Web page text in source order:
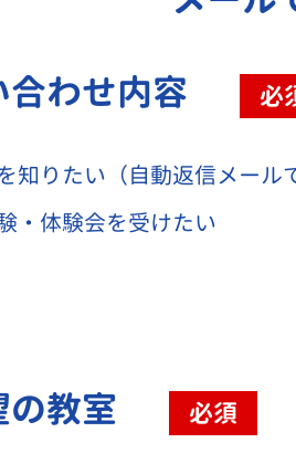
わせ内容
必
知りたい（自動返信メール
・体験会を受けたい
教室 必須